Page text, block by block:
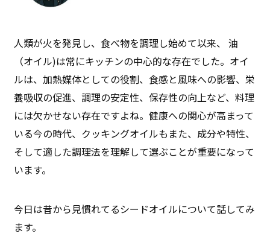
人類が火を発見し、食べ物を調理し始めて以来、 油
（オイル)は常にキッチンの中心的な存在でした。オイ
ルは、加熱媒体としての役割、食感と風味への影響、栄
養吸収の促進、調理の安定性、保存性の向上など、料理
には欠かせない存在ですよね。健康への関心が高まって
いる今の時代、クッキングオイルもまた、成分や特性、
そして適した調理法を理解して選ぶことが重要になって
います。
今日は昔から見慣れてるシードオイルについて話してみ
ます。